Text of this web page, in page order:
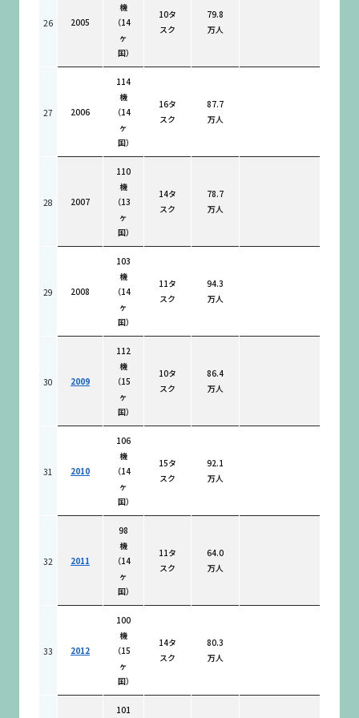
26 2005
機
（14
ヶ
国）
10タ
スク
79.8
万人
27 2006
114
機
（14
ヶ
国）
16タ
スク
87.7
万人
28 2007
110
機
（13
ヶ
国）
14タ
スク
78.7
万人
29 2008
103
機
（14
ヶ
国）
11タ
スク
94.3
万人
30 2009
112
機
（15
ヶ
国）
10タ
スク
86.4
万人
31 2010
106
機
（14
ヶ
国）
15タ
スク
92.1
万人
32 2011
98
機
（14
ヶ
国）
11タ
スク
64.0
万人
33 2012
100
機
（15
ヶ
国）
14タ
スク
80.3
万人
101